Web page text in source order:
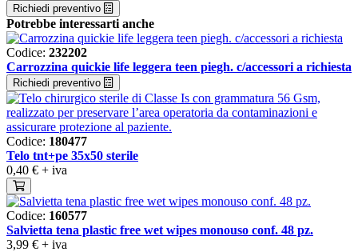
Richiedi preventivo
Potrebbe interessarti anche
Codice: 232202
Carrozzina quickie life leggera teen piegh. c/accessori a richiesta
Richiedi preventivo
Codice: 180477
Telo tnt+pe 35x50 sterile
0,40 € + iva
Codice: 160577
Salvietta tena plastic free wet wipes monouso conf. 48 pz.
3,99 € + iva